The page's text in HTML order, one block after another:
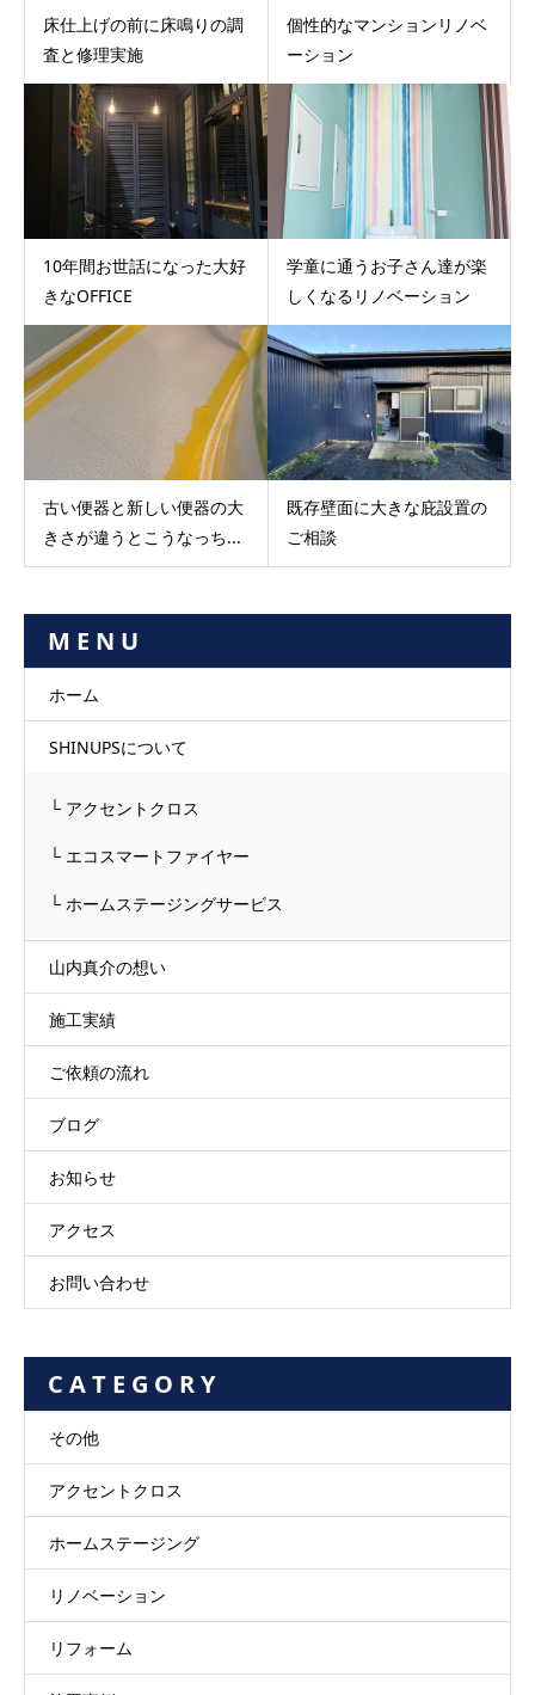
床仕上げの前に床鳴りの調
査と修理実施
個性的なマンションリノベ
ーション
10年間お世話になった大好
きなOFFICE
学童に通うお子さん達が楽
しくなるリノベーション
古い便器と新しい便器の大
きさが違うとこうなっち...
既存壁面に大きな庇設置の
ご相談
M E N U
ホーム
SHINUPSについて
└ アクセントクロス
└ エコスマートファイヤー
└ ホームステージングサービス
山内真介の想い
施工実績
ご依頼の流れ
ブログ
お知らせ
アクセス
お問い合わせ
C A T E G O R Y
その他
アクセントクロス
ホームステージング
リノベーション
リフォーム